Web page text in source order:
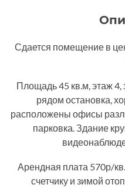
Сдается помещение в
Площадь 45 кв.м, этаж 4,
рядом остановка,
расположены офисы
парковка. Здание
Арендная плата 570р/
счетчику и зимой